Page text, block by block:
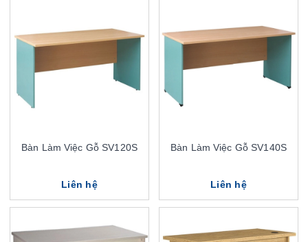
Bàn Làm Việc Gỗ SV120S
Liên hệ
Bàn Làm Việc Gỗ SV140S
Liên hệ